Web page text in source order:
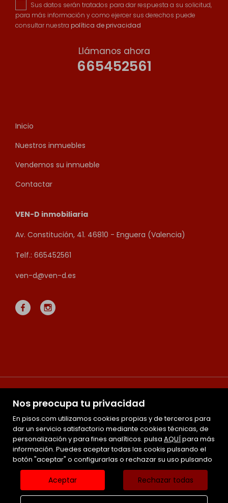
Nos preocupa tu privacidad
En pisos.com utilizamos cookies propias y de terceros para
dar un servicio satisfactorio mediante cookies técnicas, de
personalización y para fines analíticos. pulsa AQUÍpara más
información. Puedes aceptar todas las cookis pulsando el
botón "aceptar" o configurarlas o rechazar su uso pulsando
Aceptar Rechazar todas
Sus datos serán tratados para dar respuesta a su solicitud,
para más información y como ejercer sus derechos puede
consultar nuestra política de privacidad
Llámanos ahora
665452561
Inicio
Nuestros inmuebles
Vendemos su inmueble
Contactar
VEN-D inmobiliaria
Av. Constitución, 41. 46810 - Enguera (Valencia)
Telf.: 665452561
ven-d@ven-d.es
Mapa Web
Favoritos
Inmuebles destacados
Aviso legal
Política de cookies